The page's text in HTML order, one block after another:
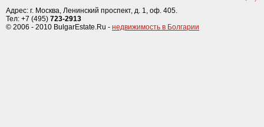
Адрес: г. Москва, Ленинский проспект, д. 1, оф. 405.
Тел: +7 (495) 723-2913
© 2006 - 2010 BulgarEstate.Ru - недвижимость в Болгарии